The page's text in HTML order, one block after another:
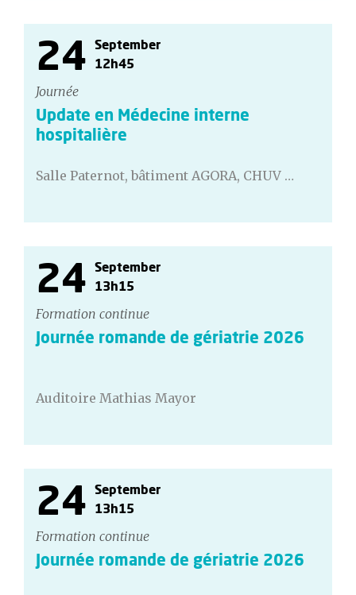
24
September
12h45
Journée
Update en Médecine interne
hospitalière
Salle Paternot, bâtiment AGORA, CHUV …
24
September
13h15
Formation continue
Journée romande de gériatrie 2026
Auditoire Mathias Mayor
24
September
13h15
Formation continue
Journée romande de gériatrie 2026